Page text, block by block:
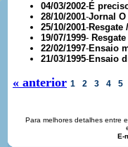
04/03/2002-É
28/10/2001-Jornal
25/10/2001-Resgate
19/07/1999-
22/02/1997-Ensaio
21/03/1995-Ensaio
« anterior 1 2 3 4 5
Para melhores detalhes entre
E-